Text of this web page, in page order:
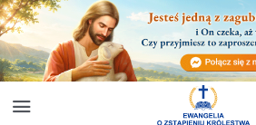
45. Wyjście ze szpitala psychiatrycznego